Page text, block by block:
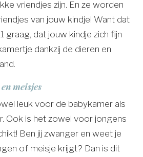
vriendjes zijn. En ze worden
van jouw kindje! Want dat
graag, dat jouw kindje zich fijn
dankzij de dieren en
meisjes
leuk voor de babykamer als
Ook is het zowel voor jongens
Ben jij zwanger en weet je
of meisje krijgt? Dan is dit